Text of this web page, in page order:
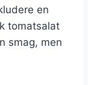
en
tomatsalat
smag, men